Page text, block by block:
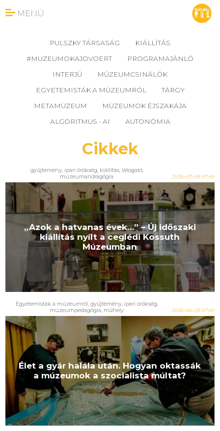
MENÜ
PULSZKY TÁRSASÁG
KIÁLLÍTÁS
#MUZEUMOKAJOVOERT
PROGRAMAJÁNLÓ
INTERJÚ
MÚZEUMCSINÁLÓK
EGYETEMISTÁK A MÚZEUMRÓL
TÁRGY
METAMÚZEUM
MÚZEUMOK ÉJSZAKÁJA
ALGORITMUS - AI
AUTONÓMIA
Cikkek
gyűjtemény, ipari örökség, kiállítás, látogató,
múzeumandragógia
2026-07-09 07:00
„Azok a hatvanas évek…” – Új időszaki
kiállítás nyílt a ceglédi Kossuth
Múzeumban
Egyetemisták a múzeumról, gyűjtemény, ipari örökség,
múzeumpedagógia, műhely 2026-06-29 07:00
Élet a gyár halála után. Hogyan oktassák
a múzeumok a szocialista múltat?